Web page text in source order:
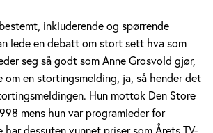
inkluderende og spørrende
lede en debatt om stort sett hva som
seg så godt som Anne Grosvold gjør,
om en stortingsmelding, ja, så hender det
Hun mottok Den Store
mens hun var programleder for